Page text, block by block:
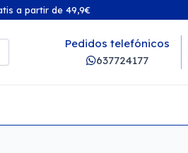
a partir de 49,9€
Pedidos telefónicos
637724177